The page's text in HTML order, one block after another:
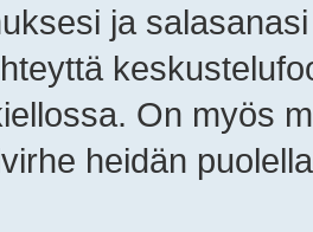
ja
On myös
heidän